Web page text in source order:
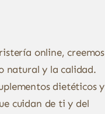
online, creemos
natural y la calidad.
dietéticos y
cuidan de ti y del